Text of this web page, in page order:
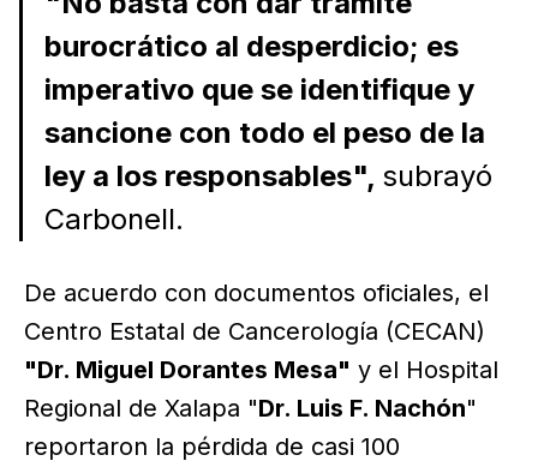
burocrático al desperdicio; es
imperativo que se identifique y
sancione con todo el peso de la
ley a los responsables", subrayó
Carbonell.
De acuerdo con documentos oficiales, el
Centro Estatal de Cancerología (CECAN)
"Dr. Miguel Dorantes Mesa" y el Hospital
Regional de Xalapa "Dr. Luis F. Nachón"
reportaron la pérdida de casi 100